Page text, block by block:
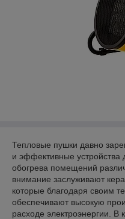
Тепловые пушки давно
и эффективные устройства
обогрева помещений
внимание заслуживают
которые благодаря своим
обеспечивают высокую
расходе электроэнергии. В